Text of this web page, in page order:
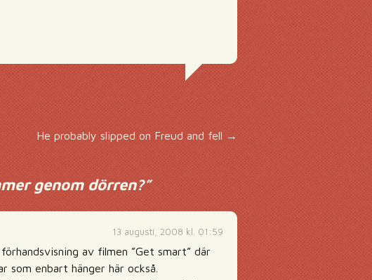
He probably slipped on Freud and fell →
genom dörren?”
13 augusti, 2008 kl. 01:59
av filmen ”Get smart” där
som enbart hänger här också.